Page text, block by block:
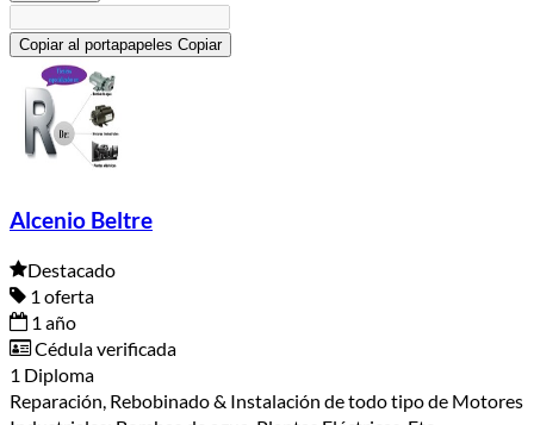
Copiar al portapapeles Copiar
Alcenio Beltre
Destacado
1 oferta
1 año
Cédula verificada
1 Diploma
Reparación, Rebobinado & Instalación de todo tipo de Motores